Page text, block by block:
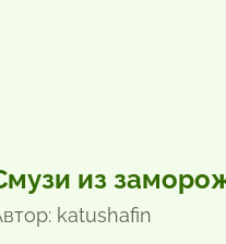
из
katushafin